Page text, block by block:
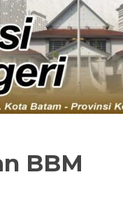
BBM